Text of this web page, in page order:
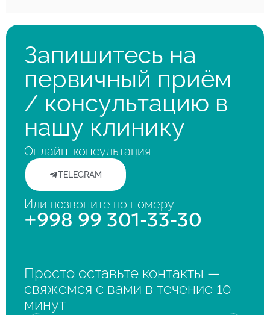
Запишитесь на
первичный приём
/ консультацию в
нашу клинику
Онлайн-консультация
TELEGRAM
Или позвоните по номеру
+998 99 301-33-30
Просто оставьте контакты —
свяжемся с вами в течение 10
минут